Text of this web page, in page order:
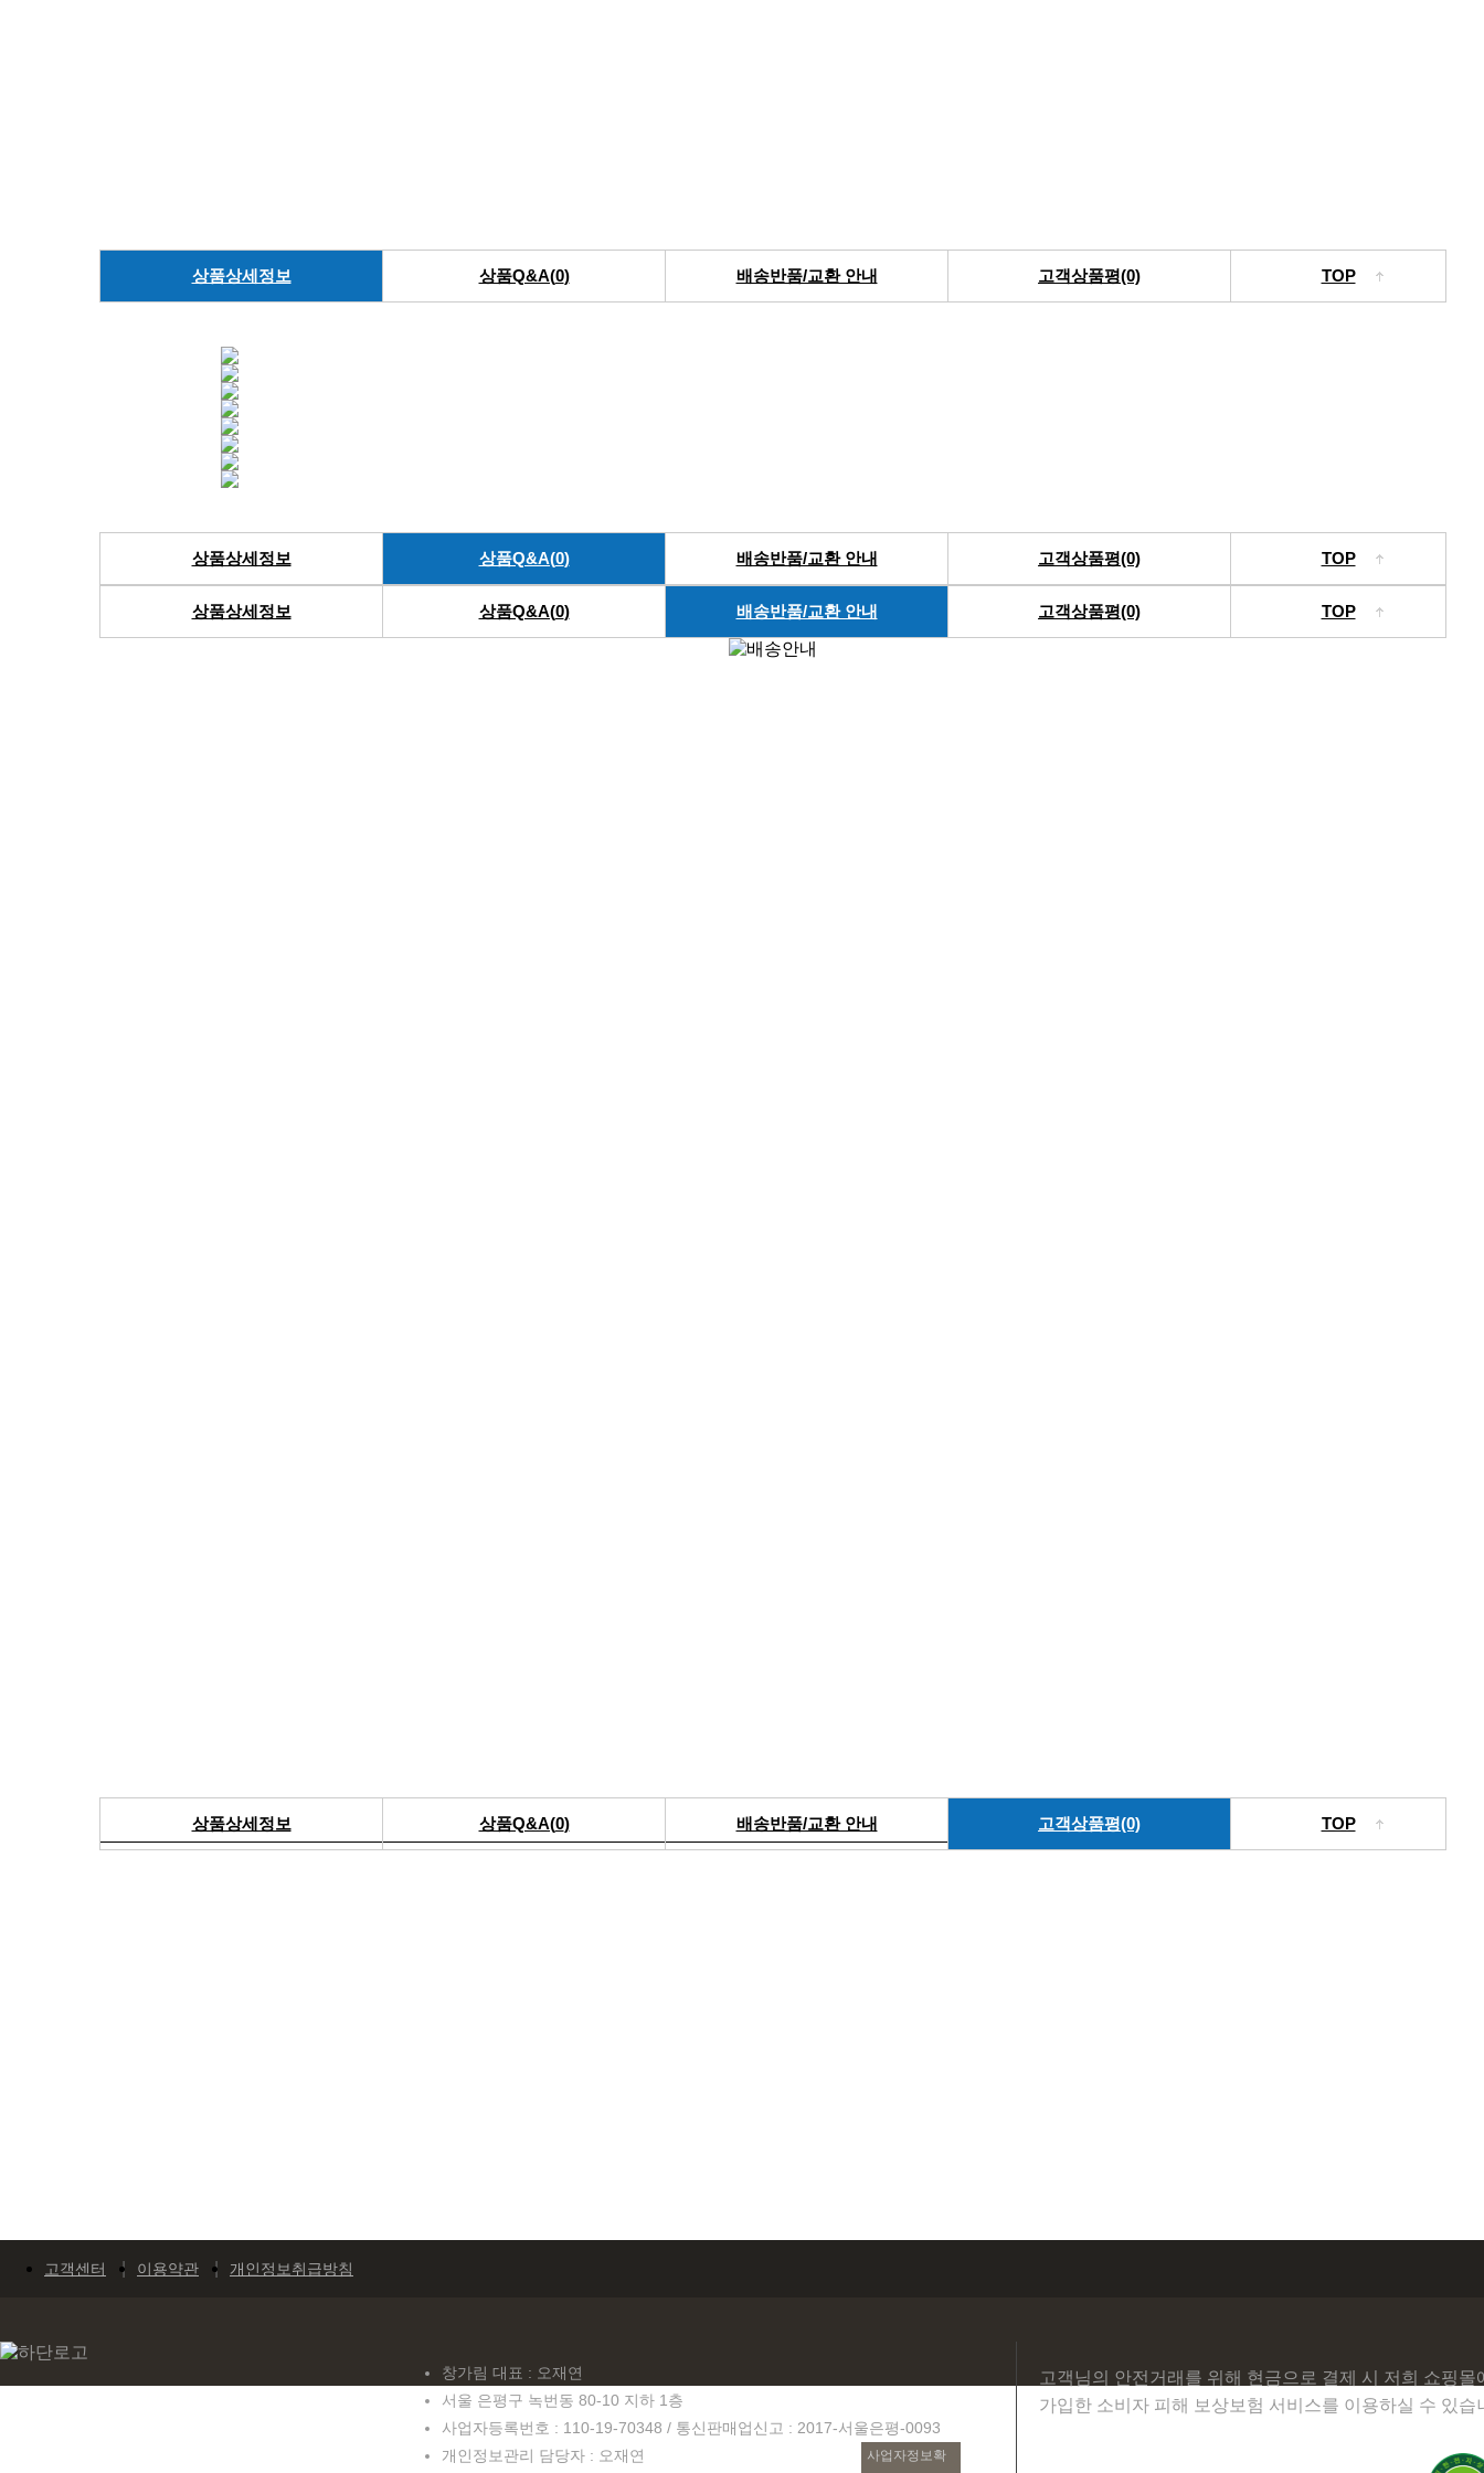
상품상세정보 상품Q&A(0) 배송반품/교환 안내 고객상품평(0) TOP
상품상세정보 상품Q&A(0) 배송반품/교환 안내 고객상품평(0) TOP
상품상세정보 상품Q&A(0) 배송반품/교환 안내 고객상품평(0) TOP
상품상세정보 상품Q&A(0) 배송반품/교환 안내 고객상품평(0) TOP
고객센터 이용약관 개인정보취급방침
창가림 대표 : 오재연
서울 은평구 녹번동 80-10 지하 1층
사업자등록번호 : 110-19-70348 / 통신판매업신고 : 2017-서울은평-0093
사업자정보확
개인정보관리 담당자 : 오재연
고객님의 안전거래를 위해 현금으로 결제 시 저희 쇼핑몰
가입한 소비자 피해 보상보험 서비스를 이용하실 수 있습